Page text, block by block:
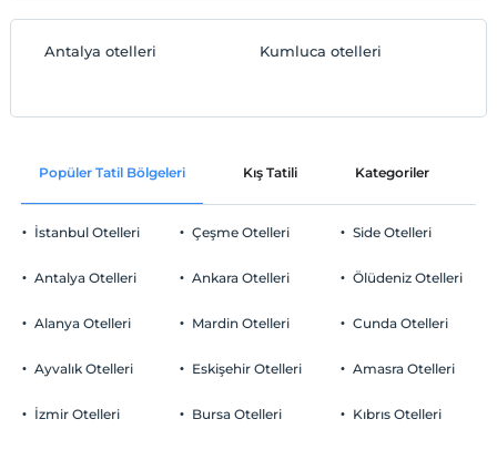
Antalya otelleri Kumluca otelleri
Popüler Tatil Bölgeleri Kış Tatili Kategoriler
İstanbul Otelleri
Antalya Otelleri
Alanya Otelleri
Ayvalık Otelleri
İzmir Otelleri
Çeşme Otelleri
Ankara Otelleri
Mardin Otelleri
Eskişehir Otelleri
Bursa Otelleri
Side Otelleri
Ölüdeniz Otelleri
Cunda Otelleri
Amasra Otelleri
Kıbrıs Otelleri